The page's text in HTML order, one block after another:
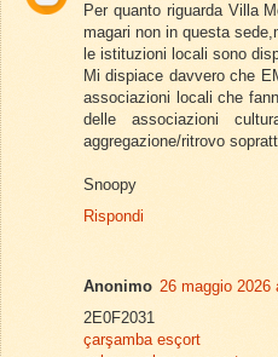
Per quanto riguarda Villa
magari non in questa
le istituzioni locali sono
Mi dispiace davvero che
associazioni locali che
delle associazioni
aggregazione/ritrovo
Snoopy
Rispondi
Anonimo 26 maggio 2026
2E0F2031
çarşamba esçort